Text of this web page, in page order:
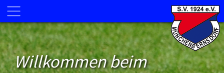
Willkommen beim